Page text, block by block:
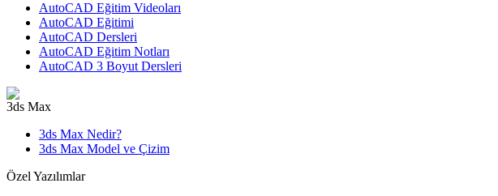
AutoCAD Eğitim Videoları
AutoCAD Eğitimi
AutoCAD Dersleri
AutoCAD Eğitim Notları
AutoCAD 3 Boyut Dersleri
3ds Max
3ds Max Nedir?
3ds Max Model ve Çizim
Özel Yazılımlar